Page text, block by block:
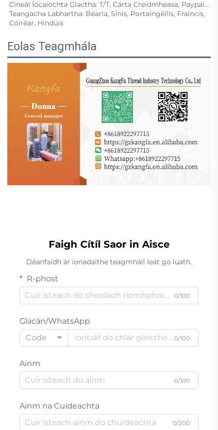
Teangacha Labhartha: Béarla, Sínis, Portaingéilis, Fraincis,
Cóiréar, Hindúis
Eolas Teagmhála
Faigh Cítíl Saor in Aisce
Déanfaidh ár ionadaithe teagmháil leat go luath.
R-phost
0/100
Glacán/WhatsApp
Code
0/100
Ainm
0/100
Ainm na Cuideachta
0/200